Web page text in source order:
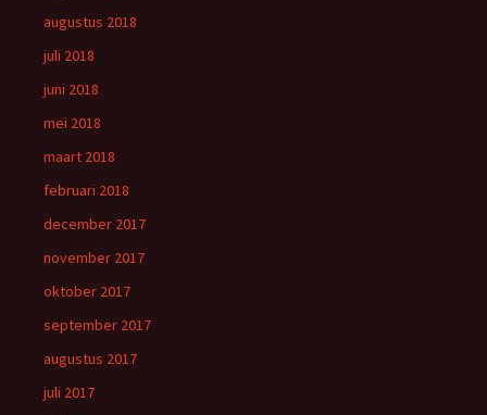
augustus 2018
juli 2018
juni 2018
mei 2018
maart 2018
februari 2018
december 2017
november 2017
oktober 2017
september 2017
augustus 2017
juli 2017